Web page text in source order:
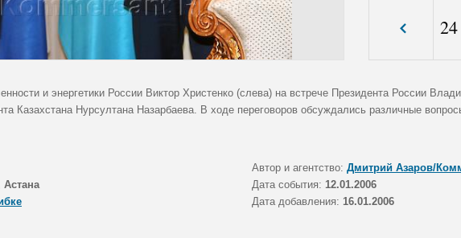
24
и энергетики России Виктор Христенко (слева) на встрече Президента России
Казахстана Нурсултана Назарбаева. В ходе переговоров обсуждались различные
Автор и агентство: Дмитрий Азаров/
Астана Дата события: 12.01.2006
Дата добавления: 16.01.2006